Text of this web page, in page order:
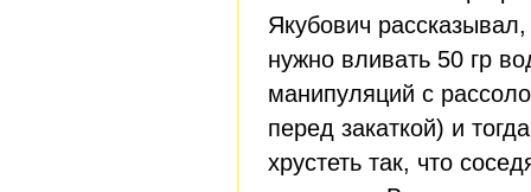
Якубович
нужно вливать 50 гр
манипуляций с
перед закаткой) и
хрустеть так, что